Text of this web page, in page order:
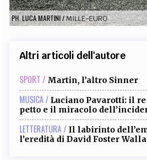
PH. LUCA MARTINI/MILLE-EURO
Altri articoli dell'autore
SPORT / Martin, l’altro Sinner
MUSICA / Luciano Pavarotti: il
petto e il miracolo
LETTERATURA / Il labirinto
l’eredità di David Foster